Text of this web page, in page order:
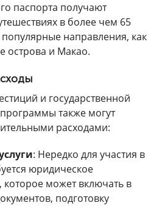
паспорта получают
в более чем 65
популярные направления, как
острова и Макао.
и государственной
также могут
расходами:
: Нередко для участия в
юридическое
может включать в
подготовку